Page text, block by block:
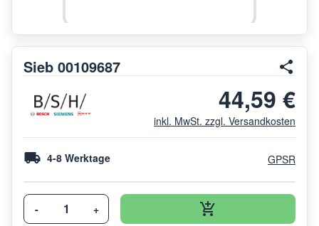
Sieb 00109687
44,59 €
inkl. MwSt. zzgl. Versandkosten
4-8 Werktage GPSR
- +